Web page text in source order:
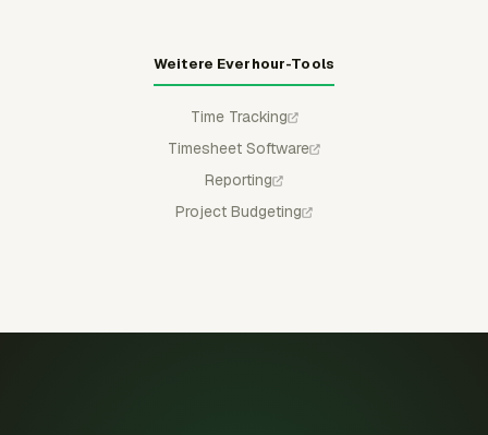
Weitere Everhour-Tools
Time Tracking
Timesheet Software
Reporting
Project Budgeting